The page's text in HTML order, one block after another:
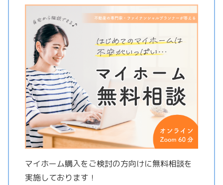
マイホーム購入をご検討の方向けに無料相談を
実施しております！